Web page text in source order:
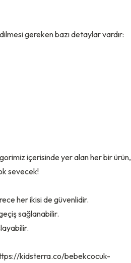
gereken bazı detaylar vardır:
içerisinde yer alan her bir ürün,
sevecek!
her ikisi de güvenlidir.
sağlanabilir.
kidsterra.co/bebekcocuk-